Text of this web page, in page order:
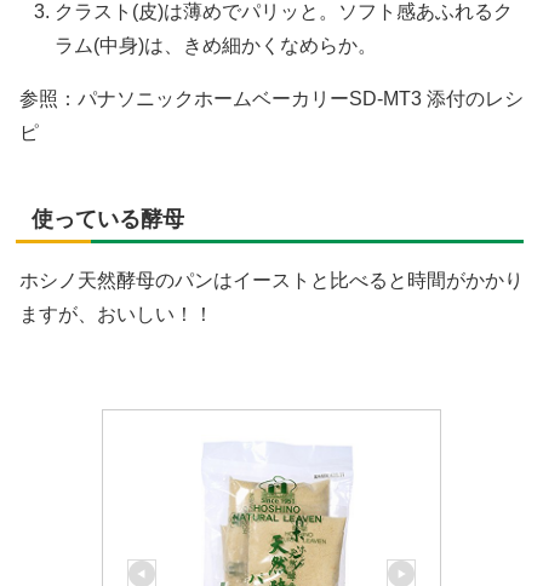
クラスト(皮)は薄めでパリッと。ソフト感あふれるク
ラム(中身)は、きめ細かくなめらか。
参照：パナソニックホームベーカリーSD-MT3 添付のレシ
ピ
使っている酵母
ホシノ天然酵母のパンはイーストと比べると時間がかかり
ますが、おいしい！！